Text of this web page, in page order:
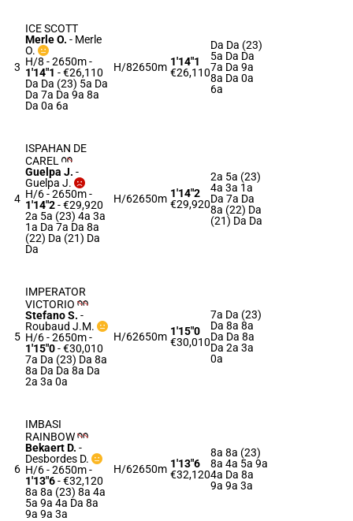
3
ICE SCOTT
Merle O. - Merle
O.
H/8 - 2650m-
1'14"1 - €26,110
Da Da (23) 5a Da
Da 7a Da 9a 8a
Da 0a 6a
H/82650m 1'14"1
€26,110
Da Da (23)
5a Da Da
7a Da 9a
8a Da 0a
6a
4
ISPAHAN DE
CAREL
Guelpa J. -
Guelpa J.
H/6 - 2650m-
1'14"2- €29,920
2a 5a (23) 4a 3a
1a Da 7a Da 8a
(22) Da (21) Da
Da
H/62650m 1'14"2
€29,920
2a 5a (23)
4a 3a 1a
Da 7a Da
8a (22) Da
(21) Da Da
5
IMPERATOR
VICTORIO
Stefano S. -
Roubaud J.M.
H/6 - 2650m-
1'15"0- €30,010
7a Da (23) Da 8a
8a Da Da 8a Da
2a 3a 0a
H/62650m 1'15"0
€30,010
7a Da (23)
Da 8a 8a
Da Da 8a
Da 2a 3a
0a
6
IMBASI
RAINBOW
Bekaert D. -
Desbordes D.
H/6 - 2650m-
1'13"6- €32,120
8a 8a (23) 8a 4a
5a 9a 4a Da 8a
9a 9a 3a
H/62650m 1'13"6
€32,120
8a 8a (23)
8a 4a 5a 9a
4a Da 8a
9a 9a 3a